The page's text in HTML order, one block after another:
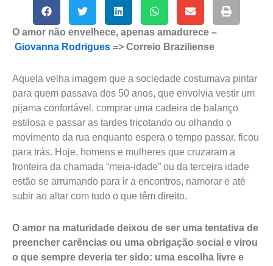
O amor não envelhece, apenas amadurece –
Giovanna Rodrigues => Correio Braziliense
Aquela velha imagem que a sociedade costumava pintar
para quem passava dos 50 anos, que envolvia vestir um
pijama confortável, comprar uma cadeira de balanço
estilosa e passar as tardes tricotando ou olhando o
movimento da rua enquanto espera o tempo passar, ficou
para trás. Hoje, homens e mulheres que cruzaram a
fronteira da chamada “meia-idade” ou da terceira idade
estão se arrumando para ir a encontros, namorar e até
subir ao altar com tudo o que têm direito.
O amor na maturidade deixou de ser uma tentativa de
preencher carências ou uma obrigação social e virou
o que sempre deveria ter sido: uma escolha livre e